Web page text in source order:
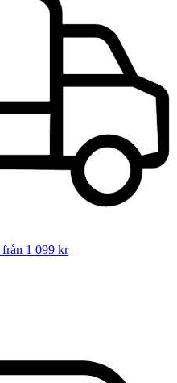
från 1 099 kr